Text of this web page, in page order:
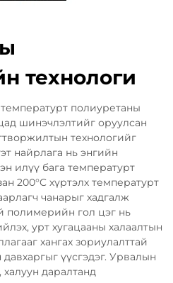
технологи
температурт полиуретаны
шинэчлэлтийг оруулсан
технологийг
найрлага нь энгийн
илүү бага температурт
200°C хүртэлх температурт
чанарыг хадгалж
полимерийн гол цэг нь
урт хугацааны халаалтын
хангах зориулалттай
үүсгэдэг. Урвалын
даралтанд